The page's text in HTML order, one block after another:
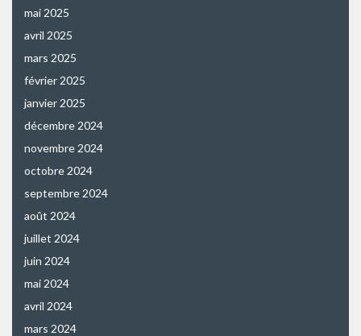
mai 2025
avril 2025
mars 2025
février 2025
janvier 2025
décembre 2024
novembre 2024
octobre 2024
septembre 2024
août 2024
juillet 2024
juin 2024
mai 2024
avril 2024
mars 2024